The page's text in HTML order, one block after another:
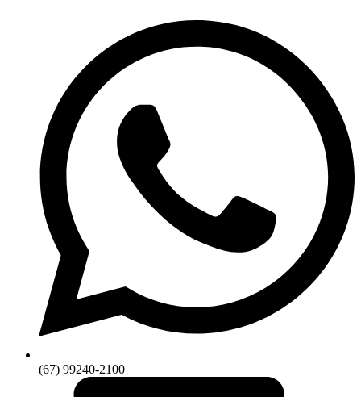
(67) 99240-2100